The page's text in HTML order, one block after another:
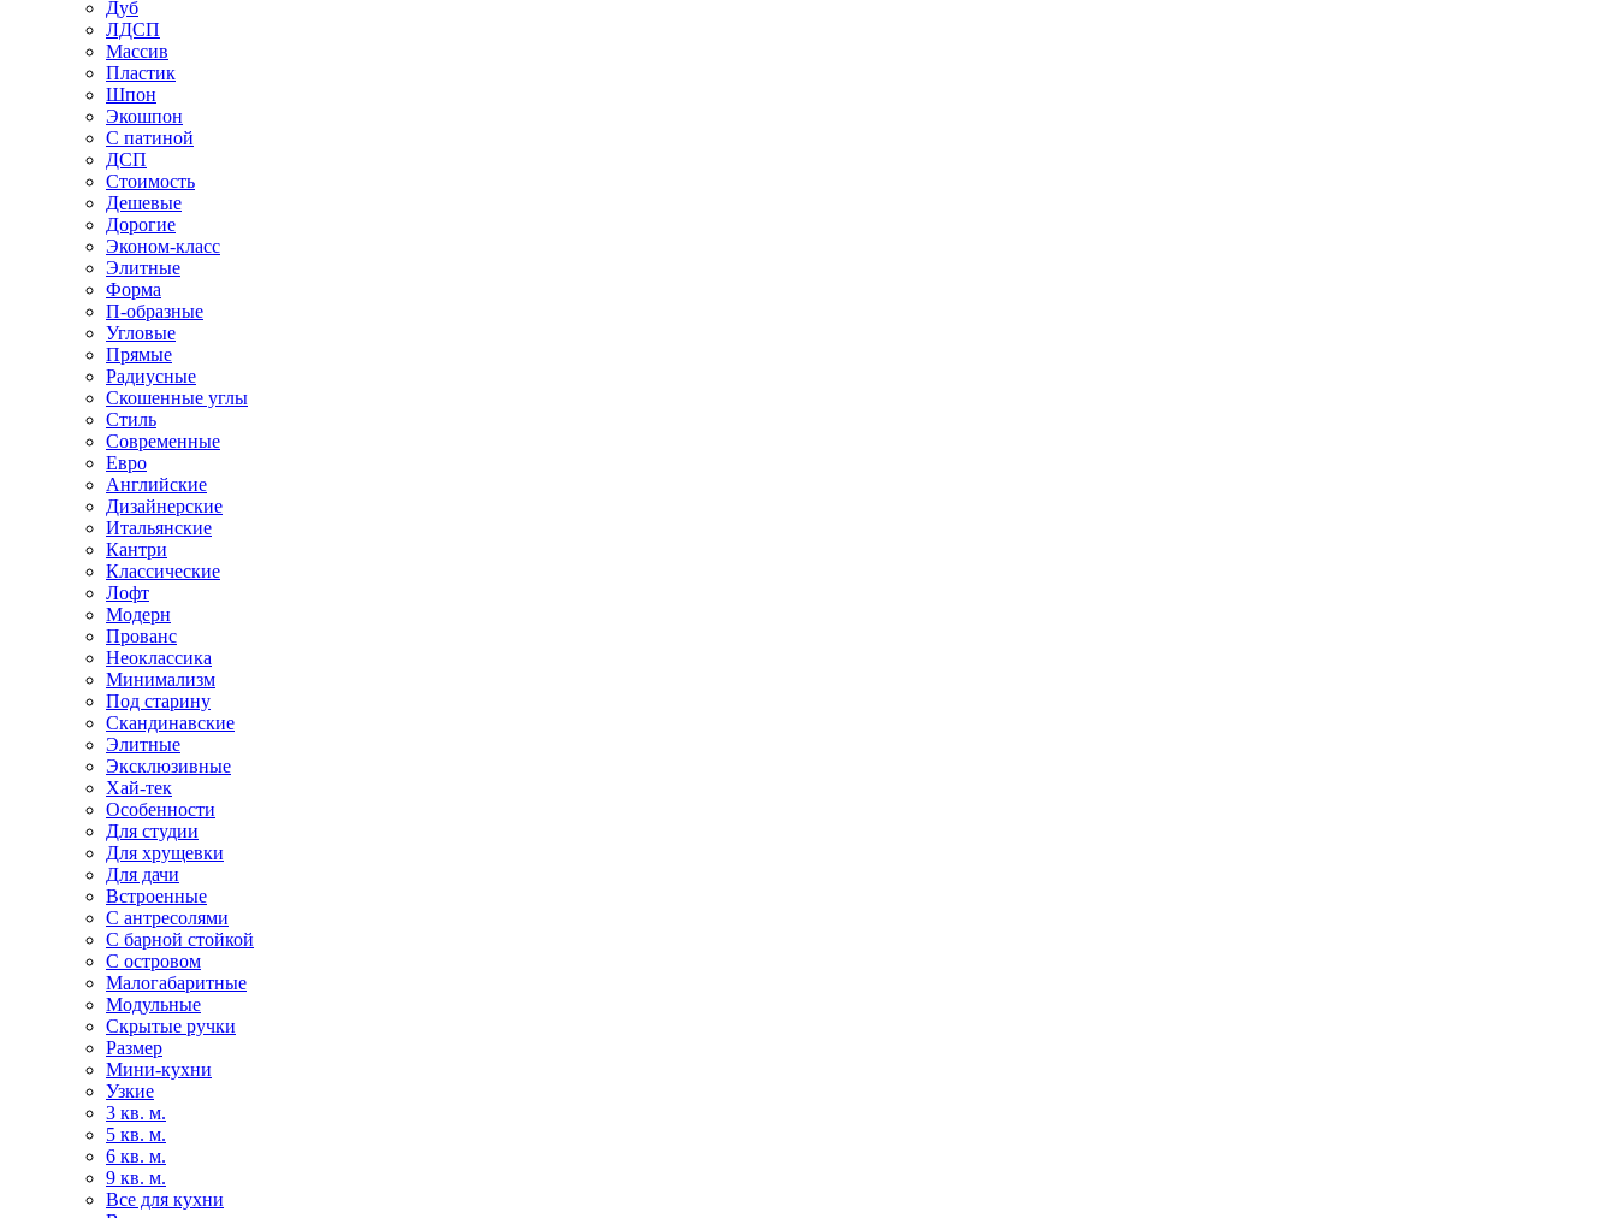
Дуб
ЛДСП
Массив
Пластик
Шпон
Экошпон
С патиной
ДСП
Стоимость
Дешевые
Дорогие
Эконом-класс
Элитные
Форма
П-образные
Угловые
Прямые
Радиусные
Скошенные углы
Стиль
Современные
Евро
Английские
Дизайнерские
Итальянские
Кантри
Классические
Лофт
Модерн
Прованс
Неоклассика
Минимализм
Под старину
Скандинавские
Элитные
Эксклюзивные
Хай-тек
Особенности
Для студии
Для хрущевки
Для дачи
Встроенные
С антресолями
С барной стойкой
С островом
Малогабаритные
Модульные
Скрытые ручки
Размер
Мини-кухни
Узкие
3 кв. м.
5 кв. м.
6 кв. м.
9 кв. м.
Все для кухни